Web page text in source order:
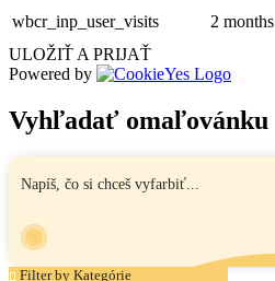
wbcr_inp_user_visits
2 months
ULOŽIŤ A PRIJAŤ
Powered by
Vyhľadať omaľovánku
Filter by Kategórie